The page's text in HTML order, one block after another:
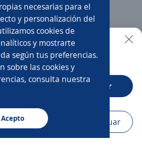
necesarias para el
y personalización del
cookies de
y mostrarte
según tus preferencias.
sobre las cookies y
consulta nuestra
Acepto
Avisos Favoritos
a Vendedora local
Promotor/a de audio y video
Reponedor/a
eléctrico
más fácil en la app
Abrir
Continuar